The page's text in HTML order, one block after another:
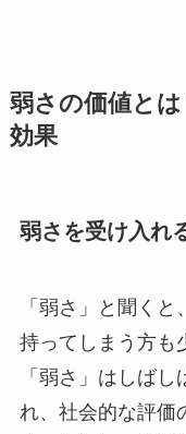
弱さの価値と
効果
弱さを受け入れ
「弱さ」と聞く
持ってしまう方も
「弱さ」はしば
れ、社会的な評価